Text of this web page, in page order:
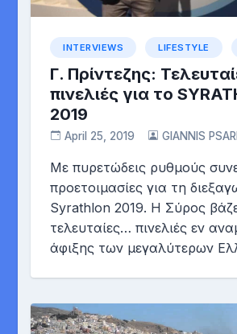
INTERVIEWS LIFESTYLE
Γ. Πρίντεζης:
πινελιές για το
2019
April 25, 2019 GIANNIS
Με πυρετώδεις ρυθμούς
προετοιμασίες για τη
Syrathlon 2019. Η Σύρος
τελευταίες… πινελιές εν
άφιξης των μεγαλύτερων